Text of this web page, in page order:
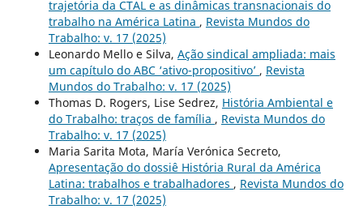
trajetória da CTAL e as dinâmicas transnacionais do
trabalho na América Latina , Revista Mundos do
Trabalho: v. 17 (2025)
Leonardo Mello e Silva, Ação sindical ampliada: mais
um capítulo do ABC ‘ativo-propositivo’ , Revista
Mundos do Trabalho: v. 17 (2025)
Thomas D. Rogers, Lise Sedrez, História Ambiental e
do Trabalho: traços de família , Revista Mundos do
Trabalho: v. 17 (2025)
Maria Sarita Mota, María Verónica Secreto,
Apresentação do dossiê História Rural da América
Latina: trabalhos e trabalhadores , Revista Mundos do
Trabalho: v. 17 (2025)